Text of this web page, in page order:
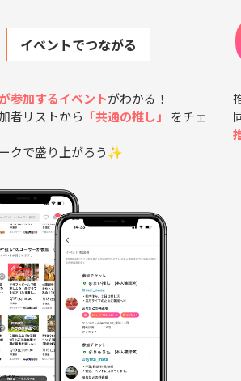
イベントでつながる
参加するイベントがわかる！
者リストから 「共通の推し」
をチェ
クで盛り上がろう✨